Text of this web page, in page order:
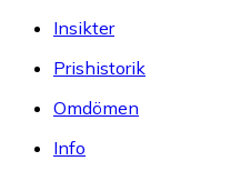
Insikter
Prishistorik
Omdömen
Info